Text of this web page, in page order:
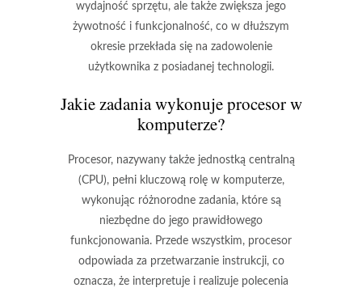
wydajność sprzętu, ale także zwiększa jego
żywotność i funkcjonalność, co w dłuższym
okresie przekłada się na zadowolenie
użytkownika z posiadanej technologii.
Jakie zadania wykonuje procesor w
komputerze?
Procesor, nazywany także jednostką centralną
(CPU), pełni kluczową rolę w komputerze,
wykonując różnorodne zadania, które są
niezbędne do jego prawidłowego
funkcjonowania. Przede wszystkim, procesor
odpowiada za przetwarzanie instrukcji, co
oznacza, że interpretuje i realizuje polecenia